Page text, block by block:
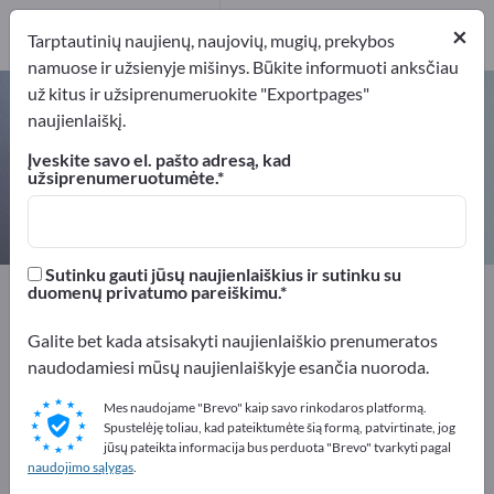
Svorio matavimo davikliai – raskite
gamintojus ir tiekėjus
Eksportuotojai Gamintojai
Gamintojai1
Exportpages
Matavimo technologijos ir optika
Reklamuokitės nemokamai
Exportpages!
Poreikiai – Pasiūlymai – Naudotos prekės – Verslo
kontaktai >> pradėkite čia
×
Tarptautinių naujienų, naujovių, mugių, prekybos
namuose ir užsienyje mišinys. Būkite informuoti anksčiau
už kitus ir užsiprenumeruokite "Exportpages"
naujienlaiškį.
Įveskite savo el. pašto adresą, kad
užsiprenumeruotumėte.
Sutinku gauti jūsų naujienlaiškius ir sutinku su
duomenų privatumo pareiškimu.
Galite bet kada atsisakyti naujienlaiškio prenumeratos
naudodamiesi mūsų naujienlaiškyje esančia nuoroda.
Mes naudojame "Brevo" kaip savo rinkodaros platformą.
Spustelėję toliau, kad pateiktumėte šią formą, patvirtinate, jog
jūsų pateikta informacija bus perduota "Brevo" tvarkyti pagal
naudojimo sąlygas.